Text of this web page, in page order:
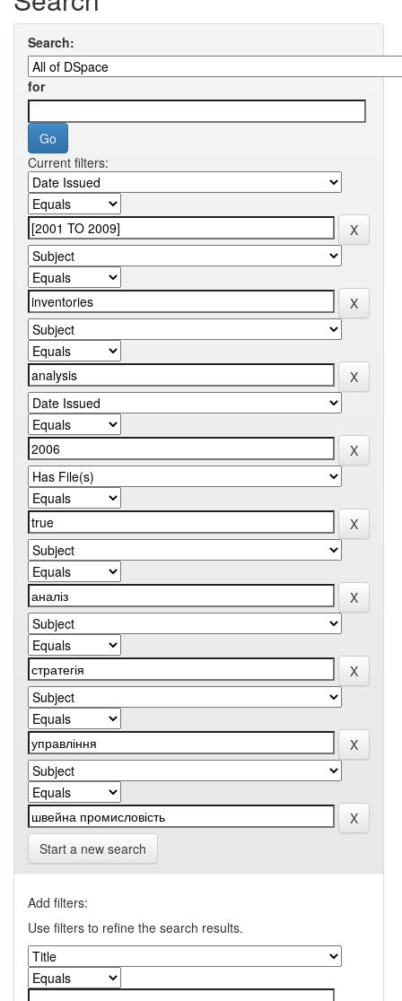
Search:
for
Current filters:
Start a new search
Add filters:
Use filters to refine the search results.